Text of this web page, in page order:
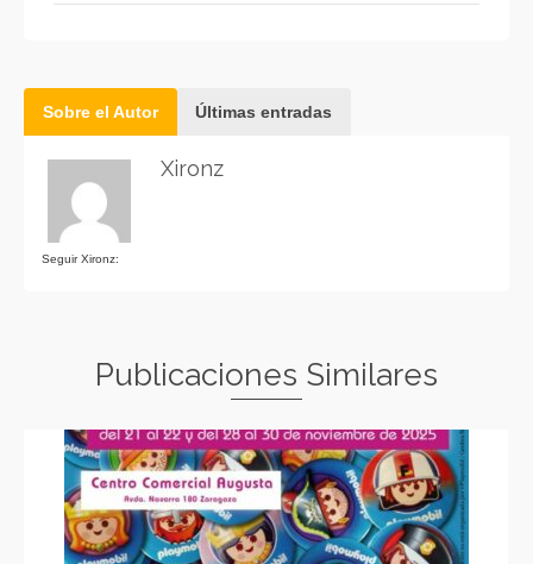
Sobre el Autor Últimas entradas
Seguir Xironz:
Xironz
Publicaciones Similares